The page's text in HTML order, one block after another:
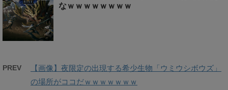
なｗｗｗｗｗｗｗｗ
PREV
【画像】夜限定の出現する希少生物「ウミウシボウズ」
の場所がココだｗｗｗｗｗｗｗ